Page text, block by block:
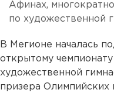
Афинах,
по художественной
В Мегионе началась
открытому
художественной
призера Олимпийских